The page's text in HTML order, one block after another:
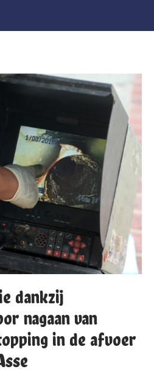
dankzij
nagaan van
in de afvoer